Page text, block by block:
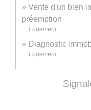
Vente d'un bien
préemption
Logement
Diagnostic
Logement